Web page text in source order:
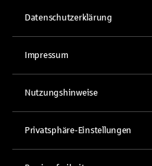
Datenschutzerklärung
Impressum
Nutzungshinweise
Privatsphäre-Einstellungen